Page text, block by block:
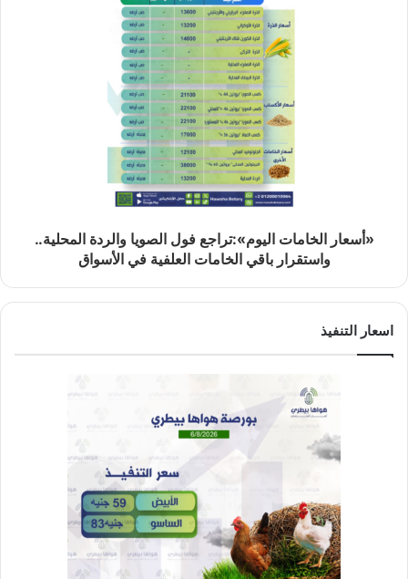
«أسعار الخامات اليوم»:تراجع فول الصويا والردة المحلية..
واستقرار باقي الخامات العلفية في الأسواق
اسعار التنفيذ